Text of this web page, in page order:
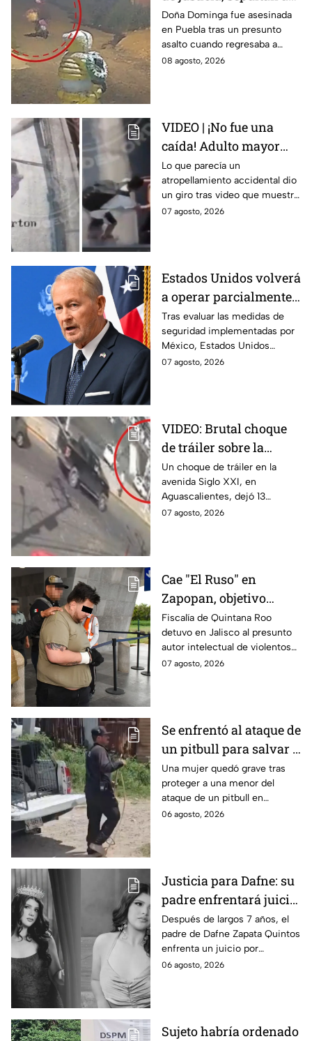
doña Dominga, la
abuelita asesinada tras
asalto en Amozoc,
Puebla
Doña Dominga fue asesinada
en Puebla tras un presunto
asalto cuando regresaba a
casa; familiares y amigos la
08 agosto, 2026
VIDEO | ¡No fue una
caída! Adulto mayor
muere atropellado por
tráiler; joven lo empujó
en Monterrey
Lo que parecía un
atropellamiento accidental dio
un giro tras video que muestra
cómo un joven empujó a
07 agosto, 2026
Estados Unidos volverá
a operar parcialmente
en Michoacán tras
suspensión por
motivos de seguridad
Tras evaluar las medidas de
seguridad implementadas por
México, Estados Unidos
reanudará parcialmente sus
07 agosto, 2026
VIDEO: Brutal choque
de tráiler sobre la
avenida Siglo XXI en
Aguascalientes deja
varios heridos y
destrozos
Un choque de tráiler en la
avenida Siglo XXI, en
Aguascalientes, dejó 13
heridos y varios vehículos
07 agosto, 2026
Cae "El Ruso" en
Zapopan, objetivo
prioritario en Playa del
Carmen
Fiscalía de Quintana Roo
detuvo en Jalisco al presunto
autor intelectual de violentos
ataques en fraccionamientos
07 agosto, 2026
Se enfrentó al ataque de
un pitbull para salvar a
una menor; hoy lucha
por su vida en Zapopan
Una mujer quedó grave tras
proteger a una menor del
ataque de un pitbull en
Zapopan; la víctima sufrió
06 agosto, 2026
Justicia para Dafne: su
padre enfrentará juicio
por presunto abuso
cometido en 2019 en
Tamaulipas
Después de largos 7 años, el
padre de Dafne Zapata Quintos
enfrenta un juicio por
presuntamente abusar de la
06 agosto, 2026
Sujeto habría ordenado